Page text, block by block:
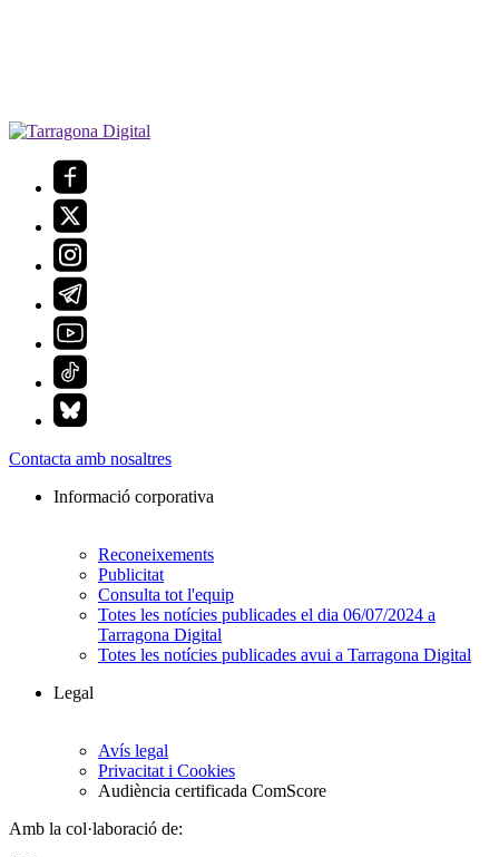
Contacta amb nosaltres
Informació corporativa
Reconeixements
Publicitat
Consulta tot l'equip
Totes les notícies publicades el dia 06/07/2024 a
Tarragona Digital
Totes les notícies publicades avui a Tarragona Digital
Legal
Avís legal
Privacitat i Cookies
Audiència certificada ComScore
Amb la col·laboració de: